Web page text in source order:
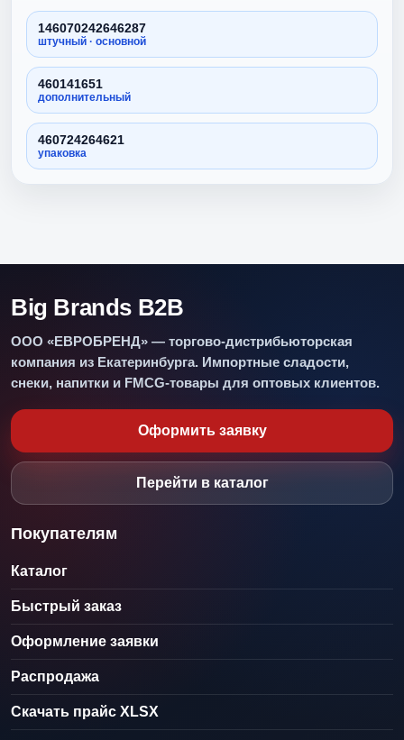
146070242646287
штучный · основной
460141651
дополнительный
460724264621
упаковка
Big Brands B2B
ООО «ЕВРОБРЕНД» — торгово-дистрибьюторская
компания из Екатеринбурга. Импортные сладости,
снеки, напитки и FMCG-товары для оптовых клиентов.
Оформить заявку
Перейти в каталог
Покупателям
Каталог
Быстрый заказ
Оформление заявки
Распродажа
Скачать прайс XLSX